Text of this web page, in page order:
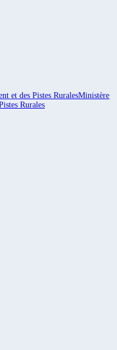
et des Pistes RuralesMinistère
Rurales